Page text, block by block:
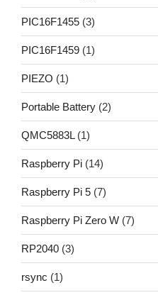
PIC16F1455 (3)
PIC16F1459 (1)
PIEZO (1)
Portable Battery (2)
QMC5883L(1)
Raspberry Pi (14)
Raspberry Pi 5 (7)
Raspberry Pi Zero W (7)
RP2040 (3)
rsync (1)